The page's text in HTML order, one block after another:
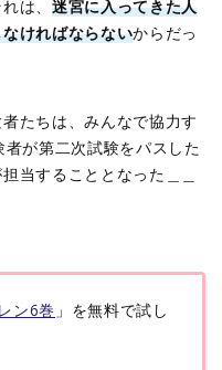
は、 迷宮に入ってきた人
ければならないからだっ
たちは、みんなで協力す
が第二次試験をパスした
当することとなった＿＿
ン6巻 」を無料で試し